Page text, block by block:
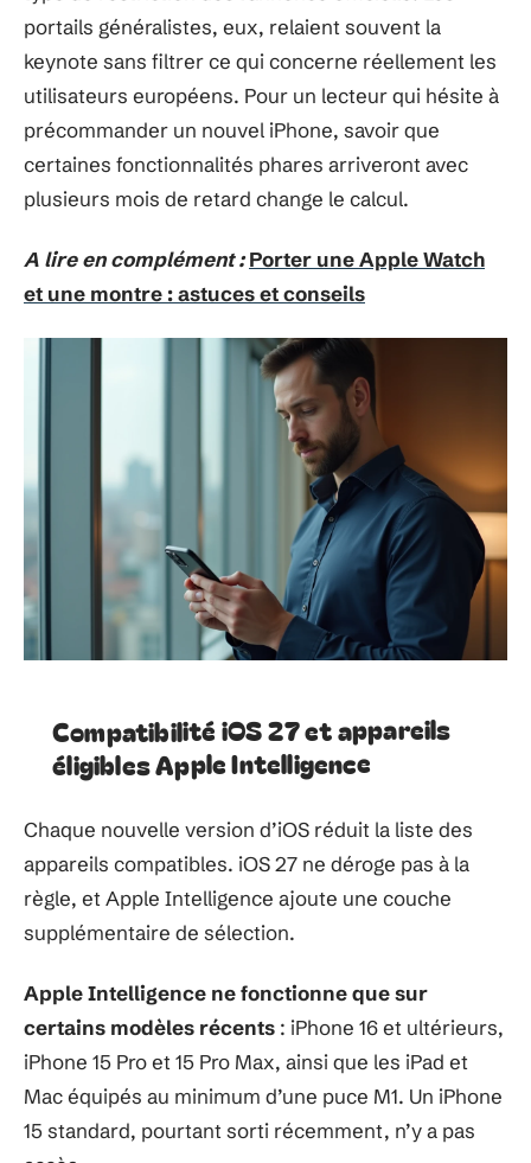
portails généralistes, eux, relaient souvent la
keynote sans filtrer ce qui concerne réellement les
utilisateurs européens. Pour un lecteur qui hésite à
précommander un nouvel iPhone, savoir que
certaines fonctionnalités phares arriveront avec
plusieurs mois de retard change le calcul.
A lire en complément : Porter une Apple Watch
et une montre : astuces et conseils
Compatibilité iOS 27 et appareils
éligibles Apple Intelligence
Chaque nouvelle version d’iOS réduit la liste des
appareils compatibles. iOS 27 ne déroge pas à la
règle, et Apple Intelligence ajoute une couche
supplémentaire de sélection.
Apple Intelligence ne fonctionne que sur
certains modèles récents : iPhone 16 et ultérieurs,
iPhone 15 Pro et 15 Pro Max, ainsi que les iPad et
Mac équipés au minimum d’une puce M1. Un iPhone
15 standard, pourtant sorti récemment, n’y a pas